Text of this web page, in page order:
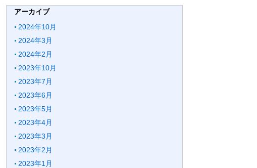
アーカイブ
2024年10月
2024年3月
2024年2月
2023年10月
2023年7月
2023年6月
2023年5月
2023年4月
2023年3月
2023年2月
2023年1月